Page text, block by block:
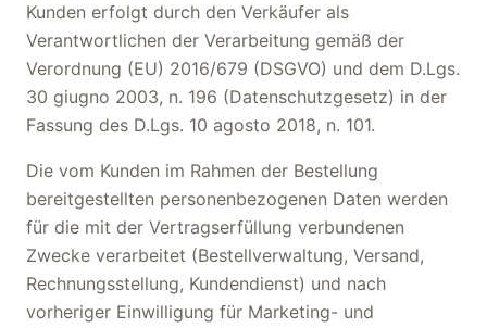
Kunden erfolgt durch den Verkäufer als
Verantwortlichen der Verarbeitung gemäß der
Verordnung (EU) 2016/679 (DSGVO) und dem D.Lgs.
30 giugno 2003, n. 196 (Datenschutzgesetz) in der
Fassung des D.Lgs. 10 agosto 2018, n. 101.
Die vom Kunden im Rahmen der Bestellung
bereitgestellten personenbezogenen Daten werden
für die mit der Vertragserfüllung verbundenen
Zwecke verarbeitet (Bestellverwaltung, Versand,
Rechnungsstellung, Kundendienst) und nach
vorheriger Einwilligung für Marketing- und